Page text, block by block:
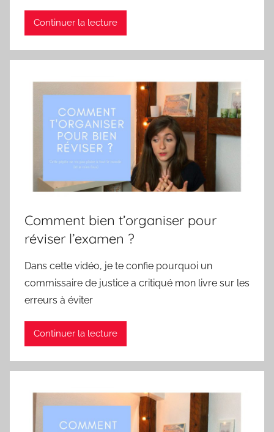
Continuer la lecture
Comment bien t’organiser pour
réviser l’examen ?
Dans cette vidéo, je te confie pourquoi un
commissaire de justice a critiqué mon livre sur les
erreurs à éviter
Continuer la lecture